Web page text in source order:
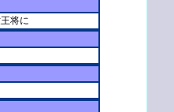
将に